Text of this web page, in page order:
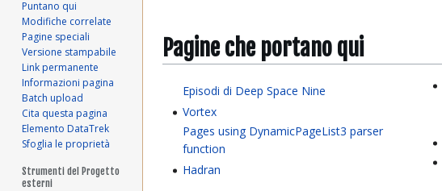
Pagine che portano qui
Episodi di Deep Space Nine
Vortex
Pages using DynamicPageList3 parser
function
Hadran
Puntano qui
Modifiche correlate
Pagine speciali
Versione stampabile
Link permanente
Informazioni pagina
Batch upload
Cita questa pagina
Elemento DataTrek
Sfoglia le proprietà
Strumenti del Progetto
esterni